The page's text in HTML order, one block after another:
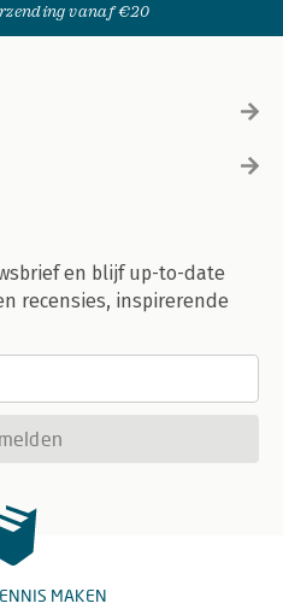
vanaf €20
en blijf up-to-date
recensies, inspirerende
MAKEN